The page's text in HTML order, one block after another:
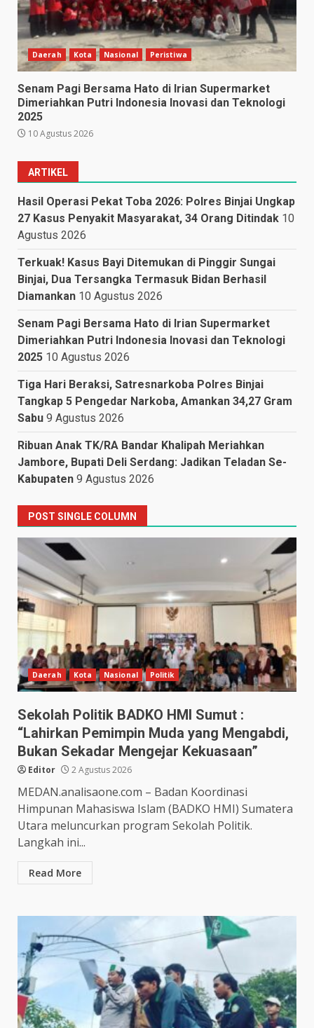
Daerah Kota Nasional Peristiwa
Senam Pagi Bersama Hato di Irian Supermarket
Dimeriahkan Putri Indonesia Inovasi dan Teknologi
2025
10 Agustus 2026
ARTIKEL
Hasil Operasi Pekat Toba 2026: Polres Binjai Ungkap
27 Kasus Penyakit Masyarakat, 34 Orang Ditindak 10
Agustus 2026
Terkuak! Kasus Bayi Ditemukan di Pinggir Sungai
Binjai, Dua Tersangka Termasuk Bidan Berhasil
Diamankan 10 Agustus 2026
Senam Pagi Bersama Hato di Irian Supermarket
Dimeriahkan Putri Indonesia Inovasi dan Teknologi
2025 10 Agustus 2026
Tiga Hari Beraksi, Satresnarkoba Polres Binjai
Tangkap 5 Pengedar Narkoba, Amankan 34,27 Gram
Sabu 9 Agustus 2026
Ribuan Anak TK/RA Bandar Khalipah Meriahkan
Jambore, Bupati Deli Serdang: Jadikan Teladan Se-
Kabupaten 9 Agustus 2026
POST SINGLE COLUMN
Daerah Kota Nasional Politik
Sekolah Politik BADKO HMI Sumut :
“Lahirkan Pemimpin Muda yang Mengabdi,
Bukan Sekadar Mengejar Kekuasaan”
Editor 2 Agustus 2026
MEDAN.analisaone.com – Badan Koordinasi
Himpunan Mahasiswa Islam (BADKO HMI) Sumatera
Utara meluncurkan program Sekolah Politik.
Langkah ini...
Read More